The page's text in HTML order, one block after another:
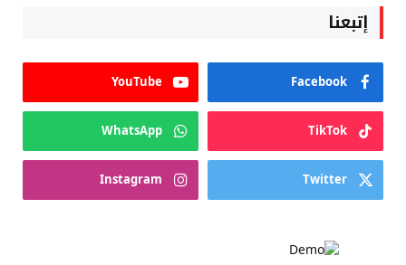
إتبعنا
Facebook
YouTube
TikTok
WhatsApp
Twitter
Instagram